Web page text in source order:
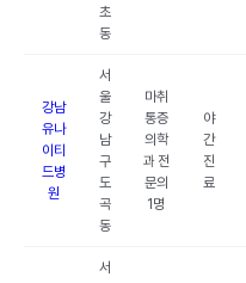
초
동
강남
유나
이티
드병
원
서
울
강
남
구
도
곡
동
마취
통증
의학
과 전
문의
1명
야
간
진
료
서